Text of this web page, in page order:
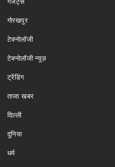
गोरखपुर
टेक्नोलॉजी
टेक्नोलॉजी न्यूज़
ट्रेंडिंग
ताजा खबर
दिल्ली
दुनिया
धर्म